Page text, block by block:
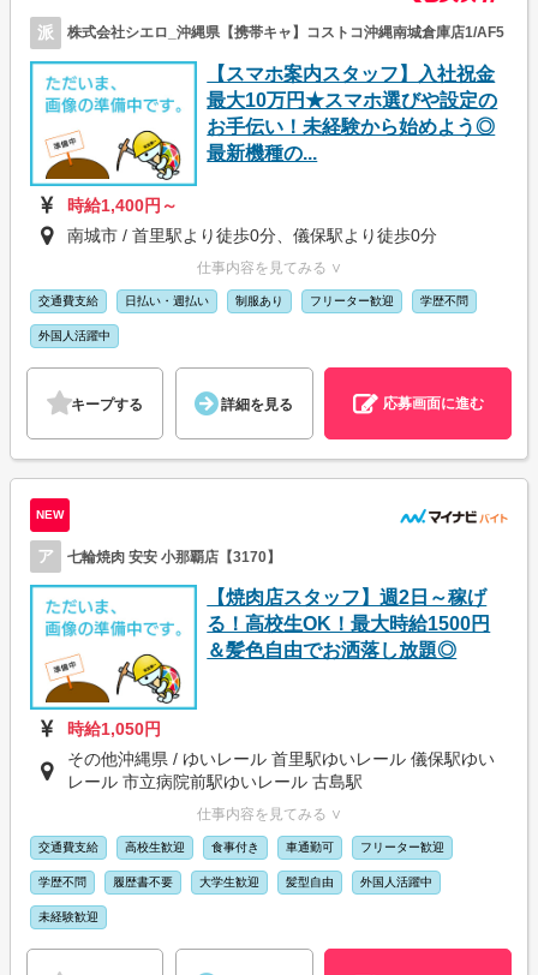
派 株式会社シエロ_沖縄県【携帯キャ】コストコ沖縄南城倉庫店1/AF5
【スマホ案内スタッフ】入社祝金
最大10万円★スマホ選びや設定の
お手伝い！未経験から始めよう◎
最新機種の...
時給1,400円～
南城市 / 首里駅より徒歩0分、儀保駅より徒歩0分
仕事内容を見てみる ∨
交通費支給 日払い・週払い 制服あり フリーター歓迎 学歴不問
外国人活躍中
キープする 詳細を見る 応募画面に進む
NEW
ア 七輪焼肉 安安 小那覇店【3170】
【焼肉店スタッフ】週2日～稼げ
る！高校生OK！最大時給1500円
＆髪色自由でお洒落し放題◎
時給1,050円
その他沖縄県 / ゆいレール 首里駅ゆいレール 儀保駅ゆい
レール 市立病院前駅ゆいレール 古島駅
仕事内容を見てみる ∨
交通費支給 高校生歓迎 食事付き 車通勤可 フリーター歓迎
学歴不問 履歴書不要 大学生歓迎 髪型自由 外国人活躍中
未経験歓迎